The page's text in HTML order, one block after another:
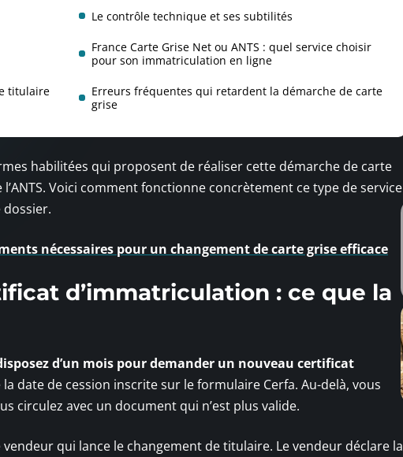
Le contrôle technique et ses subtilités
France Carte Grise Net ou ANTS : quel service choisir
pour son immatriculation en ligne
titulaire
Erreurs fréquentes qui retardent la démarche de carte
grise
habilitées qui proposent de réaliser cette démarche de carte
Voici comment fonctionne concrètement ce type de service
dossier.
nécessaires pour un changement de carte grise efficace
d’immatriculation : ce que la
d’un mois pour demander un nouveau certificat
date de cession inscrite sur le formulaire Cerfa. Au-delà, vous
circulez avec un document qui n’est plus valide.
qui lance le changement de titulaire. Le vendeur déclare la